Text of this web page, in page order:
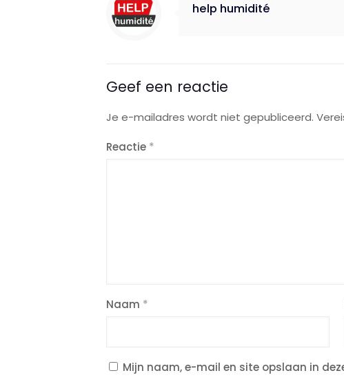
help humidité
Geef een reactie
Je e-mailadres wordt niet gepubliceerd.
Reactie *
Naam *
Mijn naam, e-mail en site opslaan in